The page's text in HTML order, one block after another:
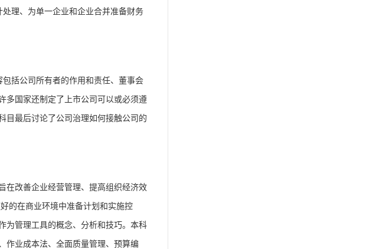
理、为单一企业和企业合并准备财务
括公司所有者的作用和责任、董事会
多国家还制定了上市公司可以或必须遵
目最后讨论了公司治理如何接触公司的
旨在改善企业经营管理、提高组织经济效
的在商业环境中准备计划和实施控
为管理工具的概念、分析和技巧。本科
作业成本法、全面质量管理、预算编